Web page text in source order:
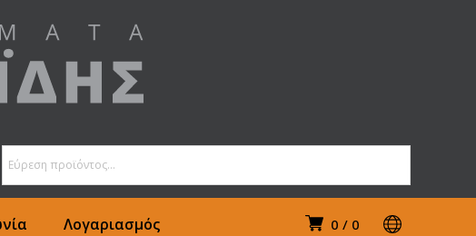
0 0
Λογαριασμός